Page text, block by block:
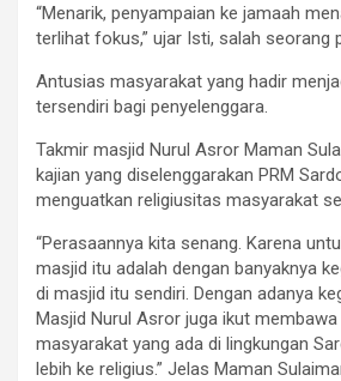
“Menarik, penyampaian ke jamaah
terlihat fokus,” ujar Isti, salah seorang
Antusias masyarakat yang hadir
tersendiri bagi penyelenggara.
Takmir masjid Nurul Asror Maman
kajian yang diselenggarakan PRM
menguatkan religiusitas masyarakat
“Perasaannya kita senang. Karena
masjid itu adalah dengan banyaknya
di masjid itu sendiri. Dengan adanya
Masjid Nurul Asror juga ikut
masyarakat yang ada di lingkungan
lebih ke religius.” Jelas Maman